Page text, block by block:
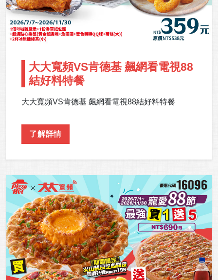
大大寬頻VS肯德基 飆網看電視88
結好料特餐
大大寬頻VS肯德基 飆網看電視88結好料特餐